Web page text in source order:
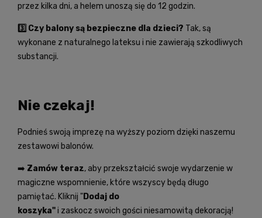
przez kilka dni, a helem unoszą się do 12 godzin.
3️⃣ Czy balony są bezpieczne dla dzieci? Tak, są
wykonane z naturalnego lateksu i nie zawierają szkodliwych
substancji.
Nie czekaj!
Podnieś swoją imprezę na wyższy poziom dzięki naszemu
zestawowi balonów.
➡️ Zamów teraz, aby przekształcić swoje wydarzenie w
magiczne wspomnienie, które wszyscy będą długo
pamiętać. Kliknij "Dodaj do
koszyka"i zaskocz swoich gości niesamowitą dekoracją!